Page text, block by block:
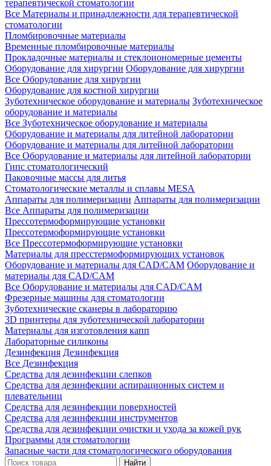
терапевтической стоматологии
Все Материалы и принадлежности для терапевтической
стоматологии
Пломбировочные материалы
Временные пломбировочные материалы
Прокладочные материалы и стеклоиономерные цементы
Оборудование для хирургии Оборудование для хирургии
Все Оборудование для хирургии
Оборудование для костной хирургии
Зуботехническое оборудование и материалы Зуботехническое
оборудование и материалы
Все Зуботехническое оборудование и материалы
Оборудование и материалы для литейной лаборатории
Оборудование и материалы для литейной лаборатории
Все Оборудование и материалы для литейной лаборатории
Гипс стоматологический
Паковочные массы для литья
Стоматологические металлы и сплавы MESA
Аппараты для полимеризации Аппараты для полимеризации
Все Аппараты для полимеризации
Прессотермоформирующие установки
Прессотермоформирующие установки
Все Прессотермоформирующие установки
Материалы для пресстермоформирующих установок
Оборудование и материалы для CAD/CAM Оборудование и
материалы для CAD/CAM
Все Оборудование и материалы для CAD/CAM
Фрезерные машины для стоматологии
Зуботехнические сканеры в лабораторию
3D принтеры для зуботехнической лаборатории
Материалы для изготовления капп
Лабораторные силиконы
Дезинфекция Дезинфекция
Все Дезинфекция
Средства для дезинфекции слепков
Средства для дезинфекции аспирационных систем и
плевательниц
Средства для дезинфекции поверхностей
Средства для дезинфекции инструментов
Средства для дезинфекции очистки и ухода за кожей рук
Программы для стоматологии
Запасные части для стоматологического оборудования